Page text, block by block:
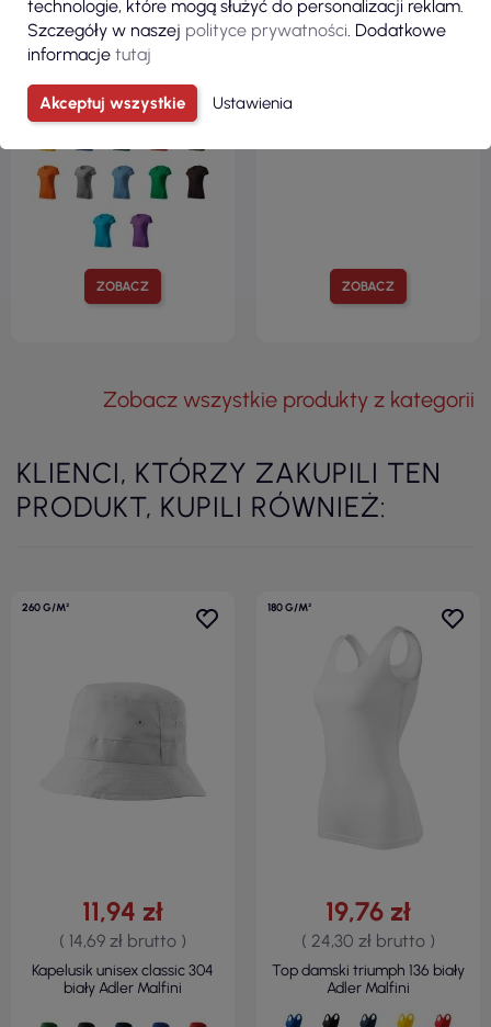
ZOBACZ
Koszulka damska basic free
f34 biały Malfini
ZOBACZ
Koszulka damska Action v-
neck 701 biały Malfini
Zobacz wszystkie produkty z kategorii
KLIENCI, KTÓRZY ZAKUPILI TEN
PRODUKT, KUPILI RÓWNIEŻ:
260 G/M²
11,94 zł
( 14,69 zł brutto )
Kapelusik unisex classic 304
biały Adler Malfini
180 G/M²
19,76 zł
( 24,30 zł brutto )
Top damski triumph 136 biały
Adler Malfini
technologie, które mogą służyć do personalizacji reklam.
Szczegóły w naszej polityce prywatności. Dodatkowe
informacje tutaj
Akceptuj wszystkie Ustawienia